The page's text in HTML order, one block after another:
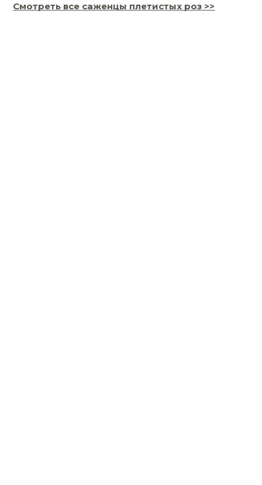
Смотреть все саженцы плетистых роз >>